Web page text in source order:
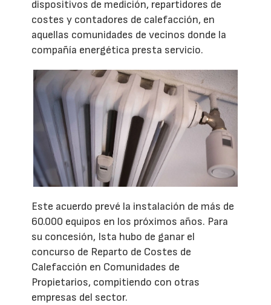
dispositivos de medición, repartidores de
costes y contadores de calefacción, en
aquellas comunidades de vecinos donde la
compañía energética presta servicio.
Este acuerdo prevé la instalación de más de
60.000 equipos en los próximos años. Para
su concesión, Ista hubo de ganar el
concurso de Reparto de Costes de
Calefacción en Comunidades de
Propietarios, compitiendo con otras
empresas del sector.